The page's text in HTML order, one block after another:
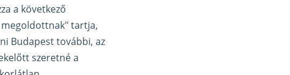
a következő
megoldottnak" tartja,
Budapest további, az
szeretné a